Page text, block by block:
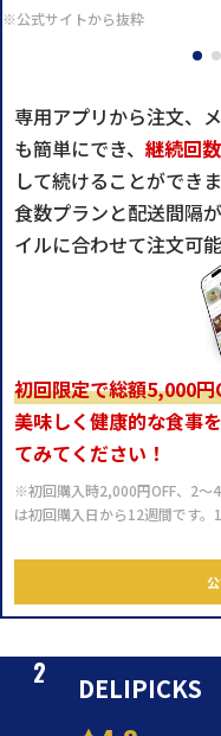
※公式サイトから抜粋
専用アプリから注文、
も簡単にでき、 継続回
して続けることができま
食数プランと配送間隔
イルに合わせて注文可
初回限定で総額5,000円
美味しく健康的な食事
てみてください！
※初回購入時2,000円OFF、2～
は初回購入日から12週間です。
DELIPICKS